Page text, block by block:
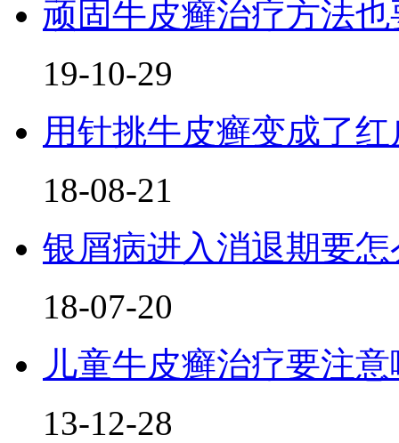
顽固牛皮癣治疗方法也
19-10-29
用针挑牛皮癣变成了
18-08-21
银屑病进入消退期要怎
18-07-20
儿童牛皮癣治疗要注
13-12-28